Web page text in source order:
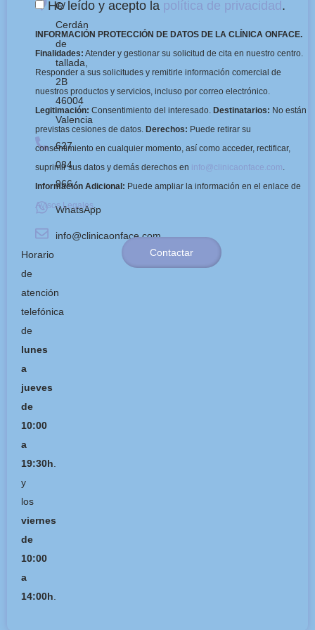
C/
Cerdán
de
tallada,
2B
46004
Valencia
627
084
966
WhatsApp
info@clinicaonface.com
Horario
de
atención
telefónica
de
lunes
a
jueves
de
10:00
a
19:30h.
y
los
viernes
de
10:00
a
14:00h.
He leído y acepto la política de privacidad .
INFORMACIÓN PROTECCIÓN DE DATOS DE LA CLÍNICA ONFACE.
Finalidades: Atender y gestionar su solicitud de cita en nuestro centro.
Responder a sus solicitudes y remitirle información comercial de
nuestros productos y servicios, incluso por correo electrónico.
Legitimación: Consentimiento del interesado. Destinatarios: No están
previstas cesiones de datos. Derechos: Puede retirar su
consentimiento en cualquier momento, así como acceder, rectificar,
suprimir sus datos y demás derechos en info@clinicaonface.com.
Información Adicional: Puede ampliar la información en el enlace de
Avisos Legales.
Contactar